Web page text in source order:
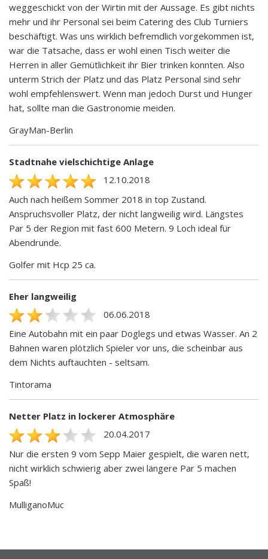
weggeschickt von der Wirtin mit der Aussage. Es gibt nichts
mehr und ihr Personal sei beim Catering des Club Turniers
beschäftigt. Was uns wirklich befremdlich vorgekommen ist,
war die Tatsache, dass er wohl einen Tisch weiter die
Herren in aller Gemütlichkeit ihr Bier trinken konnten. Also
unterm Strich der Platz und das Platz Personal sind sehr
wohl empfehlenswert. Wenn man jedoch Durst und Hunger
hat, sollte man die Gastronomie meiden.
GrayMan-Berlin
Stadtnahe vielschichtige Anlage
12.10.2018
Auch nach heißem Sommer 2018 in top Zustand.
Anspruchsvoller Platz, der nicht langweilig wird. Längstes
Par 5 der Region mit fast 600 Metern. 9 Loch ideal für
Abendrunde.
Golfer mit Hcp 25 ca.
Eher langweilig
06.06.2018
Eine Autobahn mit ein paar Doglegs und etwas Wasser. An 2
Bahnen waren plötzlich Spieler vor uns, die scheinbar aus
dem Nichts auftauchten - seltsam.
Tintorama
Netter Platz in lockerer Atmosphäre
20.04.2017
Nur die ersten 9 vom Sepp Maier gespielt, die waren nett,
nicht wirklich schwierig aber zwei längere Par 5 machen
Spaß!
MulliganoMuc